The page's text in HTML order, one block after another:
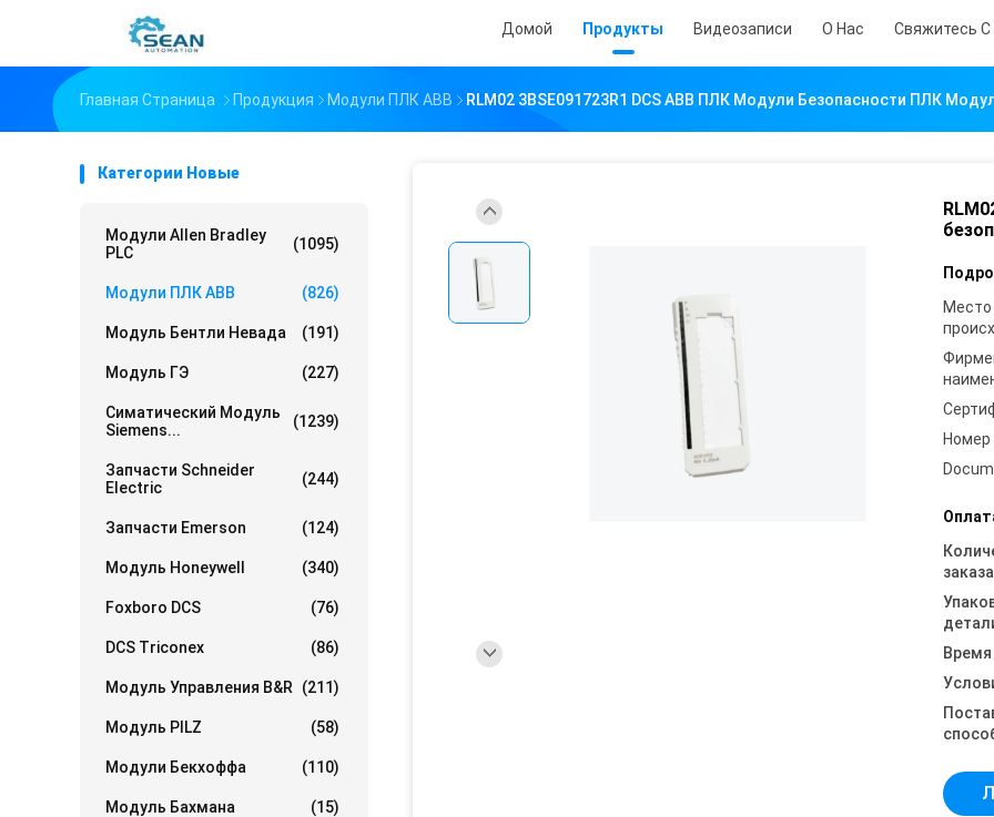
Домой Продукты Видеозаписи О Нас Свяжитесь
Главная Страница Продукция Модули ПЛК ABB RLM02 3BSE091723R1 DCS ABB ПЛК Модули Безопасности ПЛК
Категории Новые
Модули Allen Bradley
PLC
(1095)
Модули ПЛК ABB (826)
Модуль Бентли Невада (191)
Модуль ГЭ (227)
Симатический Модуль
Siemens...
(1239)
Запчасти Schneider
Electric
(244)
Запчасти Emerson (124)
Модуль Honeywell (340)
Foxboro DCS (76)
DCS Triconex (86)
Модуль Управления B&R (211)
Модуль PILZ (58)
Модули Бекхоффа (110)
Модуль Бахмана (15)
Место